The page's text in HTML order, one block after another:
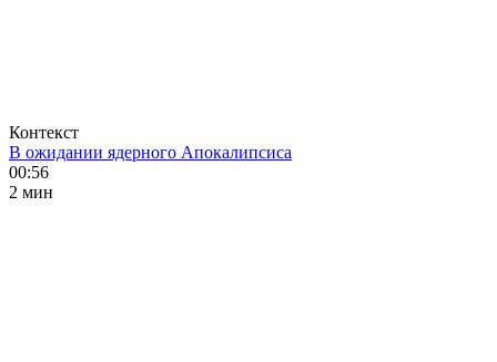
Контекст
В ожидании ядерного Апокалипсиса
00:56
2 мин